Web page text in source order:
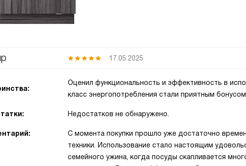
17.05.2025
Оценил функциональность и эффективность в
класс энергопотребления стали приятным бонусом.
Недостатков не обнаружено.
С момента покупки прошло уже достаточно
техники. Использование стало настоящим
семейного ужина, когда посуды скапливается